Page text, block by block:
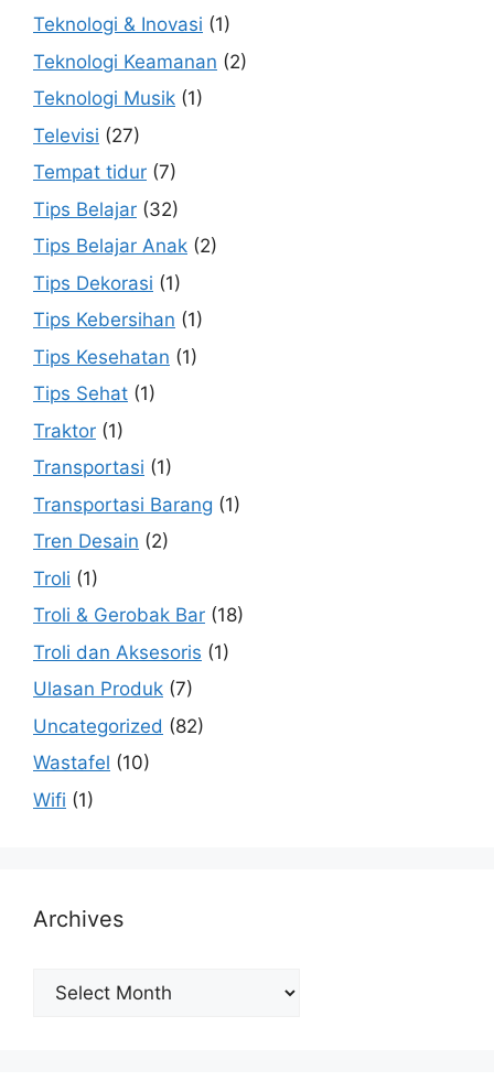
Teknologi & Inovasi (1)
Teknologi Keamanan (2)
Teknologi Musik (1)
Televisi (27)
Tempat tidur (7)
Tips Belajar (32)
Tips Belajar Anak (2)
Tips Dekorasi (1)
Tips Kebersihan (1)
Tips Kesehatan (1)
Tips Sehat (1)
Traktor (1)
Transportasi (1)
Transportasi Barang (1)
Tren Desain (2)
Troli (1)
Troli & Gerobak Bar (18)
Troli dan Aksesoris (1)
Ulasan Produk (7)
Uncategorized (82)
Wastafel (10)
Wifi (1)
Archives
Archives